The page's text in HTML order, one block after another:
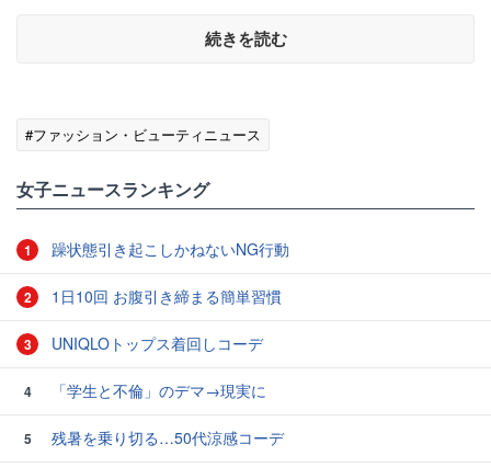
続きを読む
#ファッション・ビューティニュース
女子ニュースランキング
1 躁状態引き起こしかねないNG行動
2 1日10回 お腹引き締まる簡単習慣
3 UNIQLOトップス着回しコーデ
4 「学生と不倫」のデマ→現実に
5
残暑を乗り切る…50代涼感コーデ